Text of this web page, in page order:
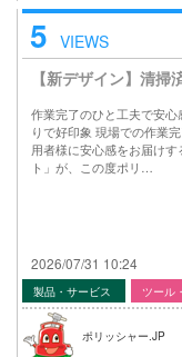
5 VIEWS
【新デザイン】清掃
作業完了のひと工夫で安心
りで好印象 現場での作業
用者様に安心感をお届け
ト」が、この度ポリ…
2026/07/31 10:24
製品・サービス ツール
ポリッシャー.JP